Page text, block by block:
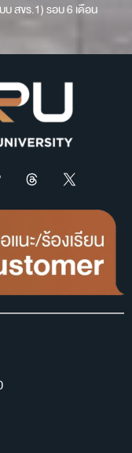
สขร.1) รอบ 6 เดือน